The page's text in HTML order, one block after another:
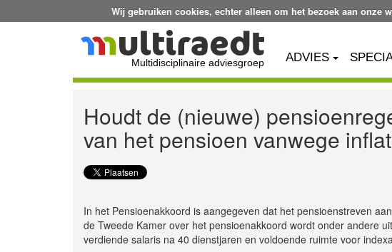
Wij gebruiken cookies, echter alleen om het bezoek aan onze
Multidisciplinaire adviesgroep ADVIES
Houdt de (nieuwe)
van het pensioen vanwege
In het Pensioenakkoord is aangegeven dat het pensioenstreven
de Tweede Kamer over het pensioenakkoord wordt onder andere
verdiende salaris na 40 dienstjaren en voldoende ruimte voor